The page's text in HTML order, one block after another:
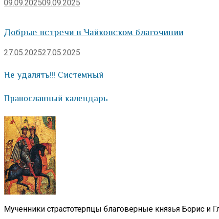
09.09.202509.09.2025
Добрые встречи в Чайковском благочинии
27.05.202527.05.2025
Не удалять!!! Системный
Православный календарь
Мученники страстотерпцы благоверные князья Борис и